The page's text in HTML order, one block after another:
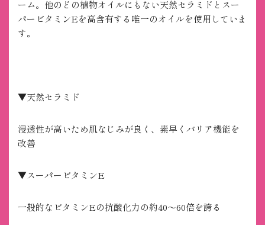
ーム。他のどの植物オイルにもない天然セラミドとスー
パービタミンEを高含有する唯一のオイルを使用していま
す。
▼天然セラミド
浸透性が高いため肌なじみが良く、素早くバリア機能を
改善
▼スーパービタミンE
一般的なビタミンEの抗酸化力の約40～60倍を誇る